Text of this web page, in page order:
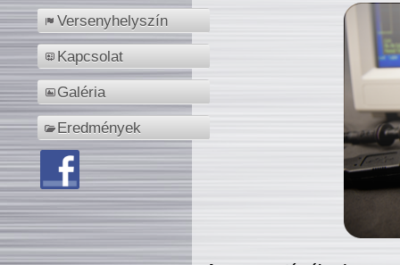
Versenyhelyszín
Kapcsolat
Galéria
Eredmények